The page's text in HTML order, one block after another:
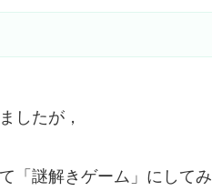
したが，
「謎解きゲーム」にしてみ